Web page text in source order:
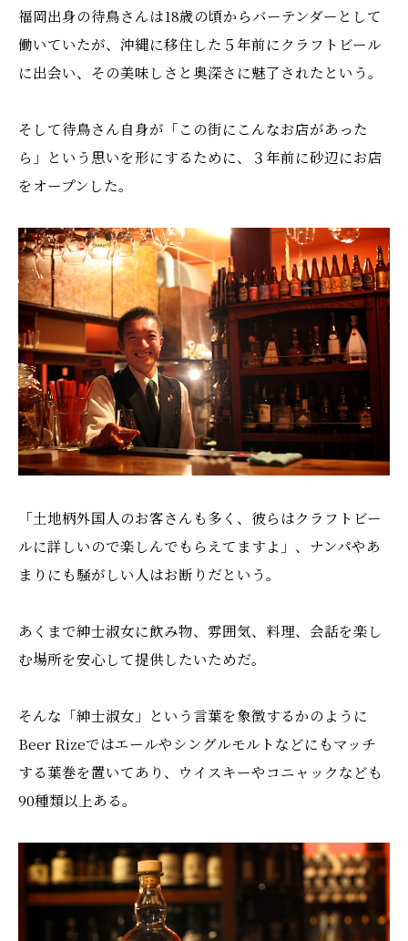
福岡出身の待鳥さんは18歳の頃からバーテンダーとして
働いていたが、沖縄に移住した５年前にクラフトビール
に出会い、その美味しさと奥深さに魅了されたという。
そして待鳥さん自身が「この街にこんなお店があった
ら」という思いを形にするために、３年前に砂辺にお店
をオープンした。
「土地柄外国人のお客さんも多く、彼らはクラフトビー
ルに詳しいので楽しんでもらえてますよ」、ナンパやあ
まりにも騒がしい人はお断りだという。
あくまで紳士淑女に飲み物、雰囲気、料理、会話を楽し
む場所を安心して提供したいためだ。
そんな「紳士淑女」という言葉を象徴するかのように
Beer Rizeではエールやシングルモルトなどにもマッチ
する葉巻を置いてあり、ウイスキーやコニャックなども
90種類以上ある。